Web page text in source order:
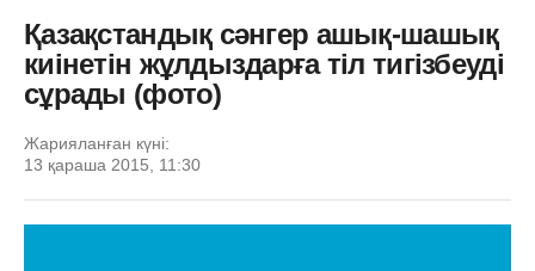
Қазақстандық сәнгер ашық-шашық
киінетін жұлдыздарға тіл тигізбеуді
сұрады (фото)
Жарияланған күні:
13 қараша 2015, 11:30